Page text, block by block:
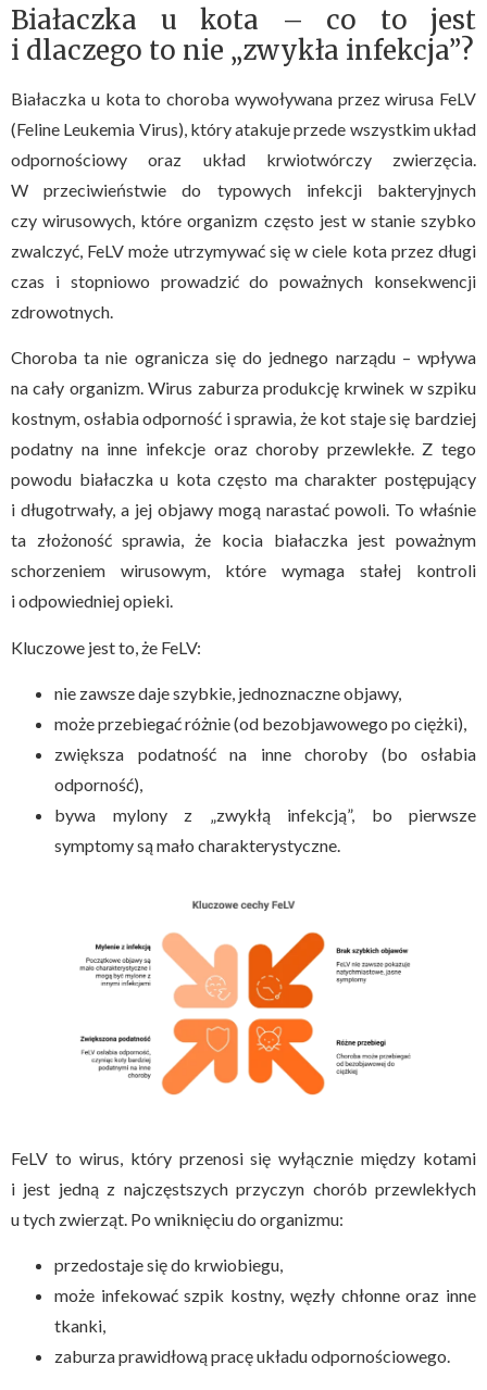
Białaczka u kota – co to jest
i dlaczego to nie „zwykła infekcja”?
Białaczka u kota to choroba wywoływana przez wirusa FeLV
(Feline Leukemia Virus), który atakuje przede wszystkim układ
odpornościowy oraz układ krwiotwórczy zwierzęcia.
W przeciwieństwie do typowych infekcji bakteryjnych
czy wirusowych, które organizm często jest w stanie szybko
zwalczyć, FeLV może utrzymywać się w ciele kota przez długi
czas i stopniowo prowadzić do poważnych konsekwencji
zdrowotnych.
Choroba ta nie ogranicza się do jednego narządu – wpływa
na cały organizm. Wirus zaburza produkcję krwinek w szpiku
kostnym, osłabia odporność i sprawia, że kot staje się bardziej
podatny na inne infekcje oraz choroby przewlekłe. Z tego
powodu białaczka u kota często ma charakter postępujący
i długotrwały, a jej objawy mogą narastać powoli. To właśnie
ta złożoność sprawia, że kocia białaczka jest poważnym
schorzeniem wirusowym, które wymaga stałej kontroli
i odpowiedniej opieki.
Kluczowe jest to, że FeLV:
nie zawsze daje szybkie, jednoznaczne objawy,
może przebiegać różnie (od bezobjawowego po ciężki),
zwiększa podatność na inne choroby (bo osłabia
odporność),
bywa mylony z „zwykłą infekcją”, bo pierwsze
symptomy są mało charakterystyczne.
FeLV to wirus, który przenosi się wyłącznie między kotami
i jest jedną z najczęstszych przyczyn chorób przewlekłych
u tych zwierząt. Po wniknięciu do organizmu:
przedostaje się do krwiobiegu,
może infekować szpik kostny, węzły chłonne oraz inne
tkanki,
zaburza prawidłową pracę układu odpornościowego.